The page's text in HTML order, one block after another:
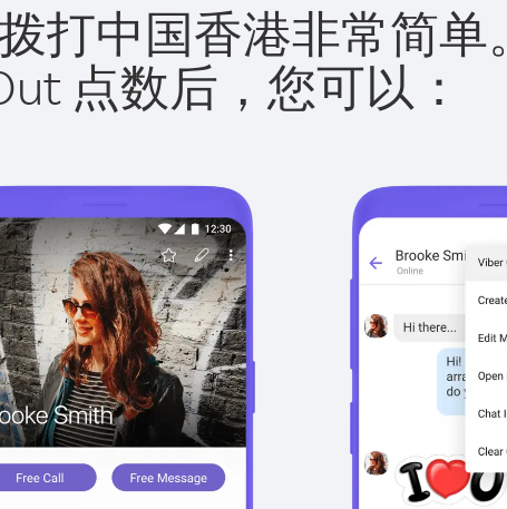
打中国香港非常简单。
点数后，您可以：